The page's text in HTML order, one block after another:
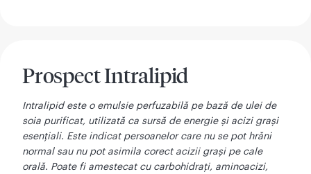
Prospect Intralipid
Intralipid este o emulsie perfuzabilă pe bază de ulei de
soia purificat, utilizată ca sursă de energie și acizi grași
esențiali. Este indicat persoanelor care nu se pot hrăni
normal sau nu pot asimila corect acizii grași pe cale
orală. Poate fi amestecat cu carbohidrați, aminoacizi,